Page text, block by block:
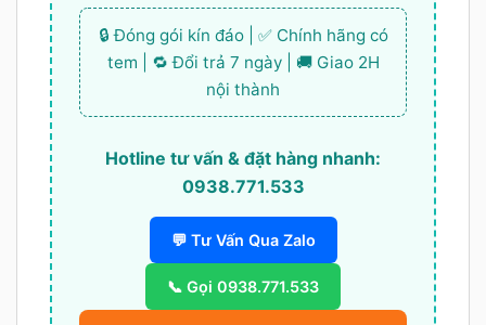
🔒 Đóng gói kín đáo | ✅ Chính hãng có
tem | 🔁 Đổi trả 7 ngày | 🚚 Giao 2H
nội thành
Hotline tư vấn & đặt hàng nhanh:
0938.771.533
💬 Tư Vấn Qua Zalo
📞 Gọi 0938.771.533